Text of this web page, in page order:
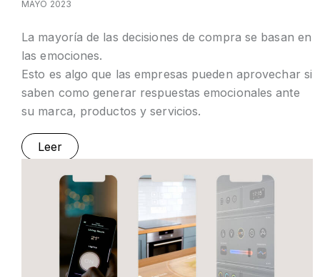
MAYO 2023
La mayoría de las decisiones de compra se basan en
las emociones.
Esto es algo que las empresas pueden aprovechar si
saben como generar respuestas emocionales ante
su marca, productos y servicios.
Leer